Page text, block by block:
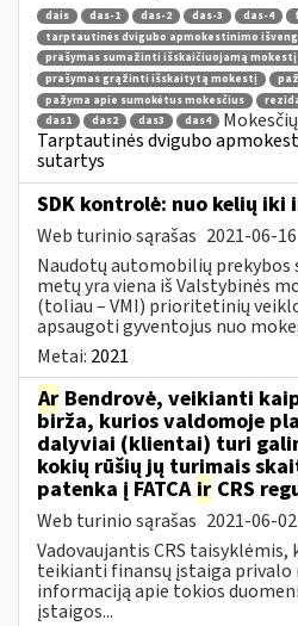
dais das-1 das-2 das-3 das-4
tarptautinės dvigubo apmokestinimo
prašymas sumažinti išskaičiuojamą mokestį
prašymas grąžinti išskaitytą mokestį
pažyma apie sumokėtus mokesčius
das1
das2 das3 das4
Tarptautinės dvigubo
sutartys
SDK kontrolė: nuo kelių
Web turinio sąrašas 2021-06-16
Naudotų automobilių prekybos
metų yra viena iš Valstybinės
(toliau – VMI) prioritetinių
apsaugoti gyventojus nuo
Metai: 2021
Ar Bendrovė, veikianti
birža, kurios valdomoje
dalyviai (klientai) turi
kokių rūšių jų turimais
patenka į FATCA ir CRS
Web turinio sąrašas 2021-06-02
Vadovaujantis CRS taisyklėmis,
teikianti finansų įstaiga
informaciją apie tokios
įstaigos...